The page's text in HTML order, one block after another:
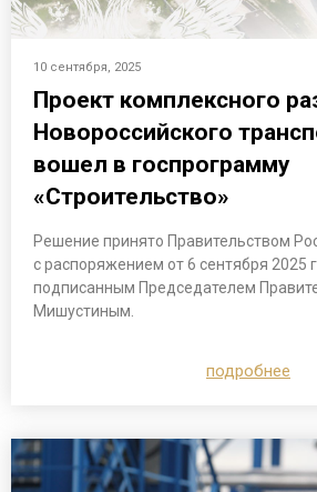
10 сентября, 2025
Проект комплексного
Новороссийского
вошел в госпрограмму
«Строительство»
Решение принято Правительством
с распоряжением от 6 сентября 2025
подписанным Председателем
Мишустиным.
подробнее